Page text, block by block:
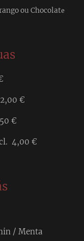
ou Chocolate
€
€
4,00 €
/ Menta